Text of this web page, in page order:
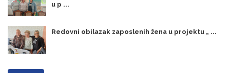
u p ...
Redovni obilazak zaposlenih žena u projektu „ ...